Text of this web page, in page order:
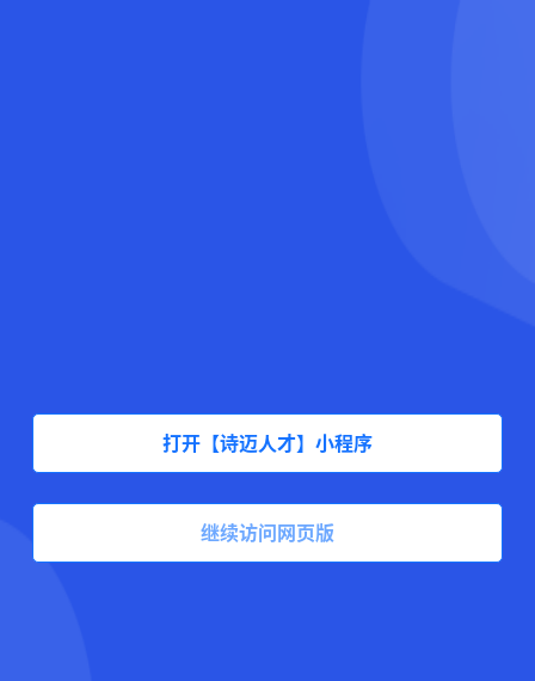
打开【诗迈人才】小程序
继续访问网页版